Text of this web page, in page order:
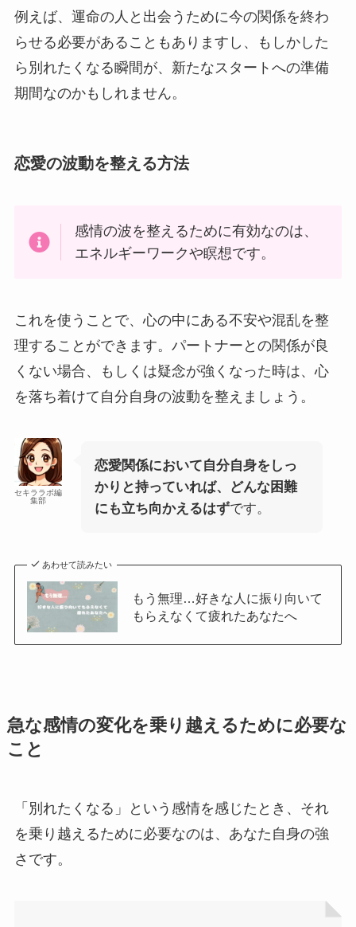
例えば、運命の人と出会うために今の関係を終わ
らせる必要があることもありますし、もしかした
ら別れたくなる瞬間が、新たなスタートへの準備
期間なのかもしれません。
恋愛の波動を整える方法
感情の波を整えるために有効なのは、
エネルギーワークや瞑想です。
これを使うことで、心の中にある不安や混乱を整
理することができます。パートナーとの関係が良
くない場合、もしくは疑念が強くなった時は、心
を落ち着けて自分自身の波動を整えましょう。
セキララボ編
集部
恋愛関係において自分自身をしっ
かりと持っていれば、どんな困難
にも立ち向かえるはずです。
あわせて読みたい
もう無理…好きな人に振り向いて
もらえなくて疲れたあなたへ
急な感情の変化を乗り越えるために必要な
こと
「別れたくなる」という感情を感じたとき、それ
を乗り越えるために必要なのは、あなた自身の強
さです。